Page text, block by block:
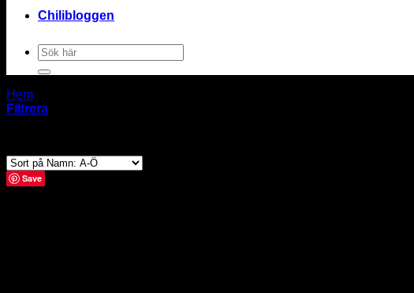
Chilibloggen
Sök
efter:
Hem
Filtrera
Save